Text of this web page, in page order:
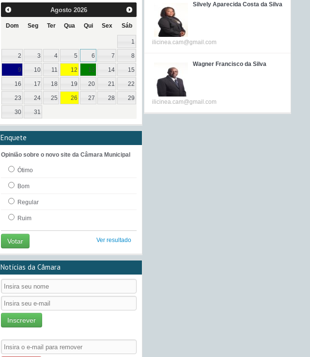
Silvely Aparecida Costa da Silva
ilicinea.cam@gmail.com
Wagner Francisco da Silva
ilicinea.cam@gmail.com
Agosto 2026
Dom Seg Ter Qua Qui Sex Sáb
1
2 3 4 5 6 7 8
9 10 11 12 13 14 15
16 17 18 19 20 21 22
23 24 25 26 27 28 29
30 31
Enquete
Opinião sobre o novo site da Câmara Municipal
Ótimo
Bom
Regular
Ruim
Votar Ver resultado
Notícias da Câmara
Inscrever